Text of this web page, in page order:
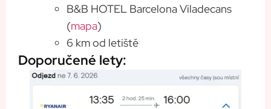
B&B HOTEL Barcelona Viladecans
(mapa)
6 km od letiště
Doporučené lety: